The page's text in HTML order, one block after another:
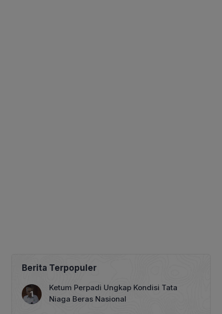
Berita Terpopuler
Ketum Perpadi Ungkap Kondisi Tata
Niaga Beras Nasional